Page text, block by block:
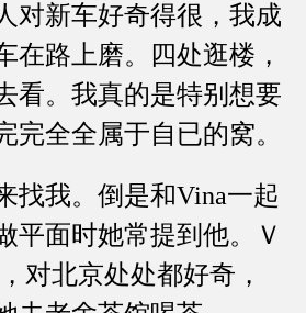
对新车好奇得很，我成
在路上磨。四处逛楼，
看。我真的是特别想要
完全全属于自已的窝。
我。倒是和Vina一起
平面时她常提到他。Ｖ
对北京处处都好奇，